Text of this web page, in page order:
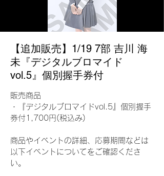
【追加販売】1/19 7部 吉川 海
未『デジタルブロマイド
vol.5』個別握手券付
販売商品
・『デジタルブロマイドvol.5』個別握手
券付1,700円(税込み)
商品やイベントの詳細、応募期間などは
以下イベントについてをご確認くださ
い。